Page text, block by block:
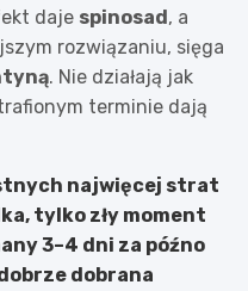
daje spinosad, a
rozwiązaniu, sięga
. Nie działają jak
terminie dają
najwięcej strat
tylko zły moment
3–4 dni za późno
dobrana